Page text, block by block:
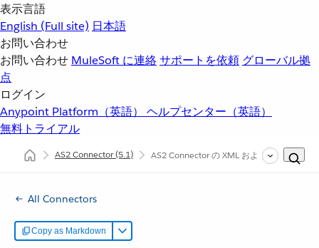
表示言語
English (Full site) 日本語
お問い合わせ
お問い合わせ MuleSoft に連絡サポートを依頼 グローバル拠
点
ログイン
Anypoint Platform（英語） ヘルプセンター（英語）
無料トライアル
AS2 Connector(5.1) AS2 Connector の XML および Maven サポ
All Connectors
Copy as Markdown